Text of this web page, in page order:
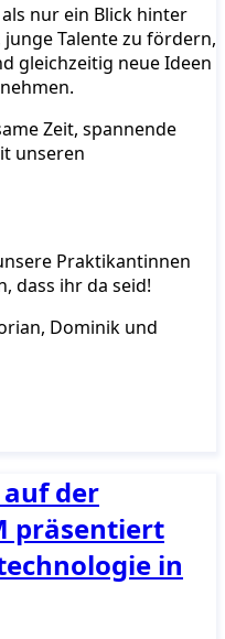
nur ein Blick hinter
junge Talente zu fördern,
gleichzeitig neue Ideen
Zeit, spannende
unseren
Praktikantinnen
dass ihr da seid!
Dominik und
der
präsentiert
in